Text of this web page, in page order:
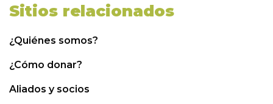
Sitios relacionados
¿Quiénes somos?
¿Cómo donar?
Aliados y socios